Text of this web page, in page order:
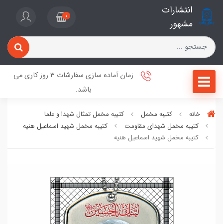
انتشارات
مشهور
0
زمان آماده سازی سفارشات 3 روز کاری می
باشد.
خانه کتیبه مخمل
کتیبه مخمل تمثال شهدا و علما
کتیبه مخمل شهدای مقاومت
کتیبه مخمل شهید اسماعیل هنیه
کتیبه مخمل شهید اسماعیل هنیه